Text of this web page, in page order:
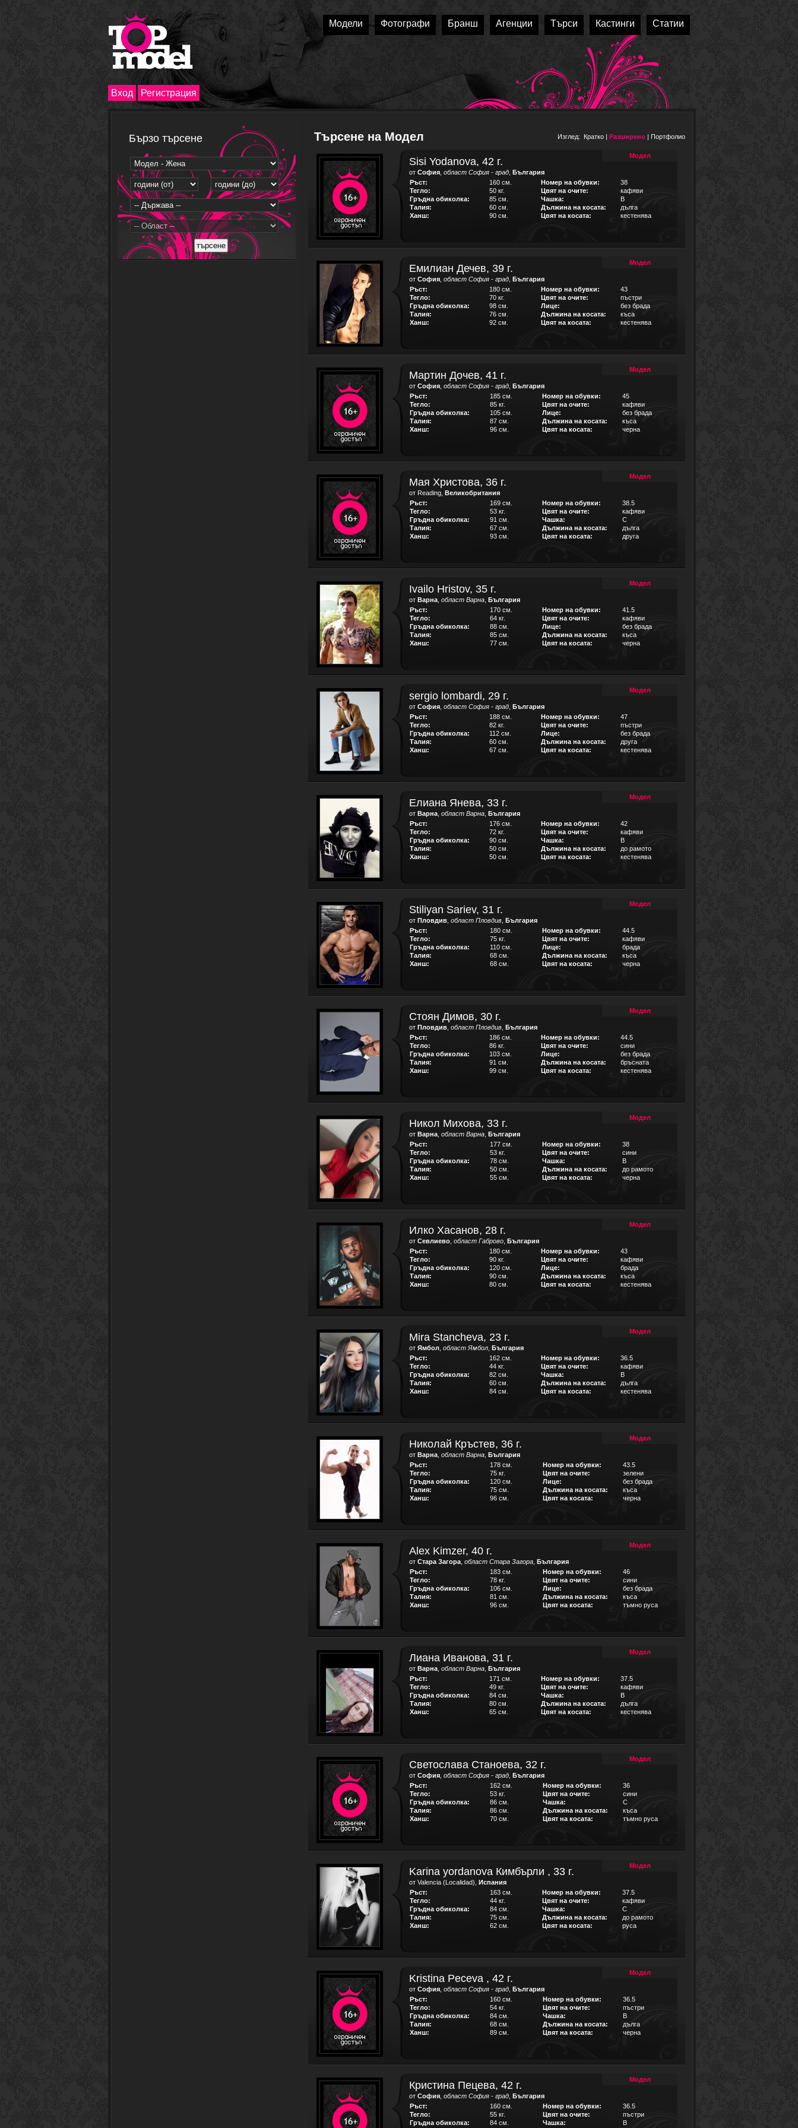
Модели Фотографи Бранш Агенции Търси Кастинги Статии
Вход Регистрация
Бързо търсене Търсене на Модел Изглед: Кратко | Разширено | Портфолио
Sisi Yodanova, 42 г. Модел
от София област София - град България
Ръст:
160 см. Номер на обувки:
38
Тегло:
50 кг. Цвят на очите:
кафяви
Гръдна обиколка:
85 см. Чашка:
B
Талия:
60 см. Дължина на косата:
дълга
Ханш:
90 см. Цвят на косата: кестенява
Емилиан Дечев, 39 г. Модел
от София област София - град България
Ръст:
180 см. Номер на обувки:
43
Тегло:
70 кг. Цвят на очите:
пъстри
Гръдна обиколка:
98 см. Лице:
без брада
Талия:
76 см. Дължина на косата:
къса
Ханш:
92 см. Цвят на косата: кестенява
Мартин Дочев, 41 г. Модел
от София област София - град България
Ръст:
185 см. Номер на обувки:
45
Тегло:
85 кг. Цвят на очите:
кафяви
Гръдна обиколка:
105 см. Лице:
без брада
Талия:
87 см. Дължина на косата:
къса
Ханш:
96 см. Цвят на косата: черна
Мая Христова, 36 г. Модел
от Reading, Великобритания
Ръст:
169 см. Номер на обувки:
38.5
Тегло:
53 кг. Цвят на очите:
кафяви
Гръдна обиколка:
91 см. Чашка:
C
Талия:
67 см. Дължина на косата:
дълга
Ханш:
93 см. Цвят на косата: друга
Ivailo Hristov, 35 г. Модел
от Варна област Варна България
Ръст:
170 см. Номер на обувки:
41.5
Тегло:
64 кг. Цвят на очите:
кафяви
Гръдна обиколка:
88 см. Лице:
без брада
Талия:
85 см. Дължина на косата:
къса
Ханш:
77 см. Цвят на косата: черна
sergio lombardi, 29 г. Модел
от София област София - град България
Ръст:
188 см. Номер на обувки:
47
Тегло:
82 кг. Цвят на очите:
пъстри
Гръдна обиколка:
112 см. Лице:
без брада
Талия:
60 см. Дължина на косата:
друга
Ханш:
67 см. Цвят на косата: кестенява
Елиана Янева, 33 г. Модел
от Варна област Варна България
Ръст:
176 см. Номер на обувки:
42
Тегло:
72 кг. Цвят на очите:
кафяви
Гръдна обиколка:
90 см. Чашка:
B
Талия:
50 см. Дължина на косата:
до рамото
Ханш:
50 см. Цвят на косата: кестенява
Stiliyan Sariev, 31 г. Модел
от Пловдив област Пловдив България
Ръст:
180 см. Номер на обувки:
44.5
Тегло:
75 кг. Цвят на очите:
кафяви
Гръдна обиколка:
110 см. Лице:
брада
Талия:
68 см. Дължина на косата:
къса
Ханш:
68 см. Цвят на косата: черна
Стоян Димов, 30 г. Модел
от Пловдив област Пловдив България
Ръст:
186 см. Номер на обувки:
44.5
Тегло:
86 кг. Цвят на очите:
сини
Гръдна обиколка:
103 см. Лице:
без брада
Талия:
91 см. Дължина на косата:
бръсната
Ханш:
99 см. Цвят на косата: кестенява
Никол Михова, 33 г. Модел
от Варна област Варна България
Ръст:
177 см. Номер на обувки:
38
Тегло:
53 кг. Цвят на очите:
сини
Гръдна обиколка:
78 см. Чашка:
B
Талия:
50 см. Дължина на косата:
до рамото
Ханш:
55 см. Цвят на косата: черна
Илко Хасанов, 28 г. Модел
от Севлиево област Габрово България
Ръст:
180 см. Номер на обувки:
43
Тегло:
90 кг. Цвят на очите:
кафяви
Гръдна обиколка:
120 см. Лице:
брада
Талия:
90 см. Дължина на косата:
къса
Ханш:
80 см. Цвят на косата: кестенява
Mira Stancheva, 23 г. Модел
от Ямбол област Ямбол България
Ръст:
162 см. Номер на обувки:
36.5
Тегло:
44 кг. Цвят на очите:
кафяви
Гръдна обиколка:
82 см. Чашка:
B
Талия:
60 см. Дължина на косата:
дълга
Ханш:
84 см. Цвят на косата: кестенява
Николай Кръстев, 36 г. Модел
от Варна област Варна България
Ръст:
178 см. Номер на обувки:
43.5
Тегло:
75 кг. Цвят на очите:
зелени
Гръдна обиколка:
120 см. Лице:
без брада
Талия:
75 см. Дължина на косата:
къса
Ханш:
96 см. Цвят на косата: черна
Alex Kimzer, 40 г. Модел
от Стара Загора област Стара Загора България
Ръст:
183 см. Номер на обувки:
46
Тегло:
78 кг. Цвят на очите:
сини
Гръдна обиколка:
106 см. Лице:
без брада
Талия:
81 см. Дължина на косата:
къса
Ханш:
96 см. Цвят на косата: тъмно руса
Лиана Иванова, 31 г. Модел
от Варна област Варна България
Ръст:
171 см. Номер на обувки:
37.5
Тегло:
49 кг. Цвят на очите:
кафяви
Гръдна обиколка:
84 см. Чашка:
B
Талия:
80 см. Дължина на косата:
дълга
Ханш:
65 см. Цвят на косата: кестенява
Светослава Станоева, 32 г. Модел
от София област София - град България
Ръст:
162 см. Номер на обувки:
36
Тегло:
53 кг. Цвят на очите:
сини
Гръдна обиколка:
86 см. Чашка:
C
Талия:
86 см. Дължина на косата:
къса
Ханш:
70 см. Цвят на косата: тъмно руса
Karina yordanova Кимбърли , 33 г. Модел
от Valencia (Localidad), Испания
Ръст:
163 см. Номер на обувки:
37.5
Тегло:
44 кг. Цвят на очите:
кафяви
Гръдна обиколка:
84 см. Чашка:
C
Талия:
75 см. Дължина на косата:
до рамото
Ханш:
62 см. Цвят на косата: руса
Kristina Peceva , 42 г. Модел
от София област София - град България
Ръст:
160 см. Номер на обувки:
36.5
Тегло:
54 кг. Цвят на очите:
пъстри
Гръдна обиколка:
84 см. Чашка:
B
Талия:
68 см. Дължина на косата:
дълга
Ханш:
89 см. Цвят на косата: черна
Кристина Пецева, 42 г. Модел
от София област София - град България
Ръст:
160 см. Номер на обувки:
36.5
Тегло:
55 кг. Цвят на очите:
пъстри
Гръдна обиколка:
84 см. Чашка:
B